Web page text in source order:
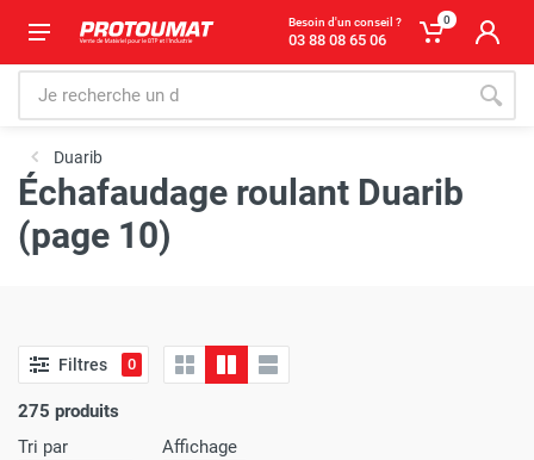
Besoin d'un conseil ?
03 88 08 65 06
0
Duarib
Échafaudage roulant Duarib
(page 10)
Filtres 0
275 produits
Tri par
Affichage